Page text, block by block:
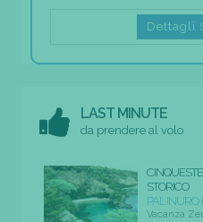
Dettagli
LAST MINUTE
da prendere al volo
STORICO
Vacanza